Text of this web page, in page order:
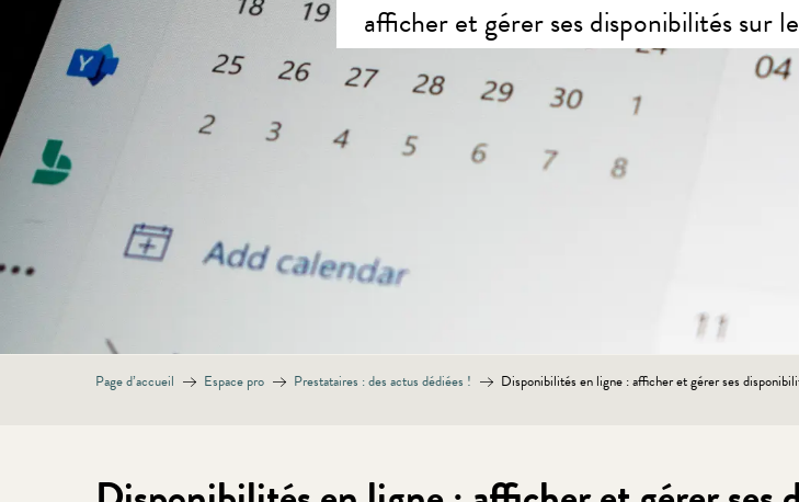
afficher et gérer ses disponibilités sur
Page d’accueil Espace pro Prestataires : des actus dédiées ! Disponibilités en ligne : afficher et gérer ses